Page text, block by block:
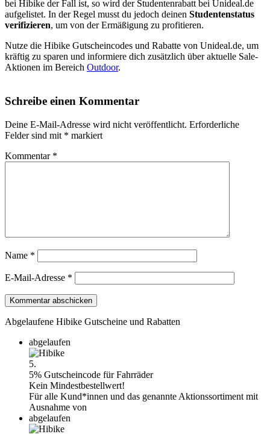
bei Hibike der Fall ist, so wird der Studentenrabatt bei Unideal.de
aufgelistet. In der Regel musst du jedoch deinen Studentenstatus
verifizieren, um von der Ermäßigung zu profitieren.
Nutze die Hibike Gutscheincodes und Rabatte von Unideal.de, um
kräftig zu sparen und informiere dich zusätzlich über aktuelle Sale-
Aktionen im Bereich Outdoor.
Schreibe einen Kommentar
Deine E-Mail-Adresse wird nicht veröffentlicht. Erforderliche
Felder sind mit * markiert
Kommentar *
Name *
E-Mail-Adresse *
Abgelaufene Hibike Gutscheine und Rabatten
abgelaufen
5.
5% Gutscheincode für Fahrräder
Kein Mindestbestellwert!
Für alle Kund*innen und das genannte Aktionssortiment mit
Ausnahme von
abgelaufen